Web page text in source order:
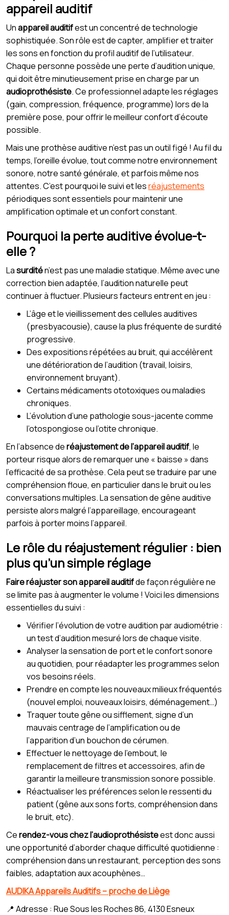
appareil auditif
Unappareil auditifest un concentré de technologie
sophistiquée. Son rôle est de capter, amplifier et traiter
les sons en fonction du profil auditif de l’utilisateur.
Chaque personne possède une perte d’audition unique,
qui doit être minutieusement prise en charge par un
audioprothésiste. Ce professionnel adapte les réglages
(gain, compression, fréquence, programme) lors de la
première pose, pour offrir le meilleur confort d’écoute
possible.
Mais une prothèse auditive n’est pas un outil figé ! Au fil du
temps, l’oreille évolue, tout comme notre environnement
sonore, notre santé générale, et parfois même nos
attentes. C’est pourquoi le suivi et lesréajustements
périodiques sont essentiels pour maintenir une
amplification optimale et un confort constant.
Pourquoi la perte auditive évolue-t-
elle ?
Lasurditén’est pas une maladie statique. Même avec une
correction bien adaptée, l’audition naturelle peut
continuer à fluctuer. Plusieurs facteurs entrent en jeu :
L’âge et le vieillissement des cellules auditives
(presbyacousie), cause la plus fréquente de surdité
progressive.
Des expositions répétées au bruit, qui accélèrent
une détérioration de l’audition (travail, loisirs,
environnement bruyant).
Certains médicaments ototoxiques ou maladies
chroniques.
L’évolution d’une pathologie sous-jacente comme
l’otospongiose ou l’otite chronique.
En l’absence deréajustement de l’appareil auditif, le
porteur risque alors de remarquer une « baisse » dans
l’efficacité de sa prothèse. Cela peut se traduire par une
compréhension floue, en particulier dans le bruit ou les
conversations multiples. La sensation de gêne auditive
persiste alors malgré l’appareillage, encourageant
parfois à porter moins l’appareil.
Le rôle du réajustement régulier : bien
plus qu’un simple réglage
Faire réajuster son appareil auditifde façon régulière ne
se limite pas à augmenter le volume ! Voici les dimensions
essentielles du suivi :
Vérifier l’évolution de votre audition par audiométrie :
un test d’audition mesuré lors de chaque visite.
Analyser la sensation de port et le confort sonore
au quotidien, pour réadapter les programmes selon
vos besoins réels.
Prendre en compte les nouveaux milieux fréquentés
(nouvel emploi, nouveaux loisirs, déménagement…)
Traquer toute gêne ou sifflement, signe d’un
mauvais centrage de l’amplification ou de
l’apparition d’un bouchon de cérumen.
Effectuer le nettoyage de l’embout, le
remplacement de filtres et accessoires, afin de
garantir la meilleure transmission sonore possible.
Réactualiser les préférences selon le ressenti du
patient (gêne aux sons forts, compréhension dans
le bruit, etc).
Cerendez-vous chez l’audioprothésisteest donc aussi
une opportunité d’aborder chaque difficulté quotidienne :
compréhension dans un restaurant, perception des sons
faibles, adaptation aux acouphènes…
AUDIKA Appareils Auditifs – proche de Liège
📍 Adresse : Rue Sous les Roches 86, 4130 Esneux